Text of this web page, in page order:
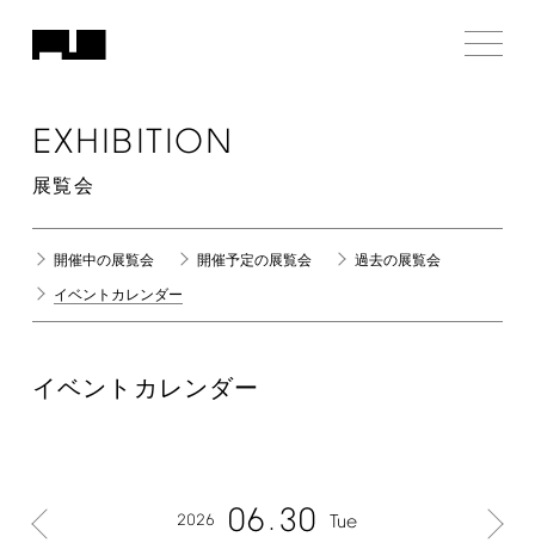
EXHIBITION
展覧会
開催中の展覧会 開催予定の展覧会 過去の展覧会
イベントカレンダー
イベントカレンダー
2026 06 30 Tue